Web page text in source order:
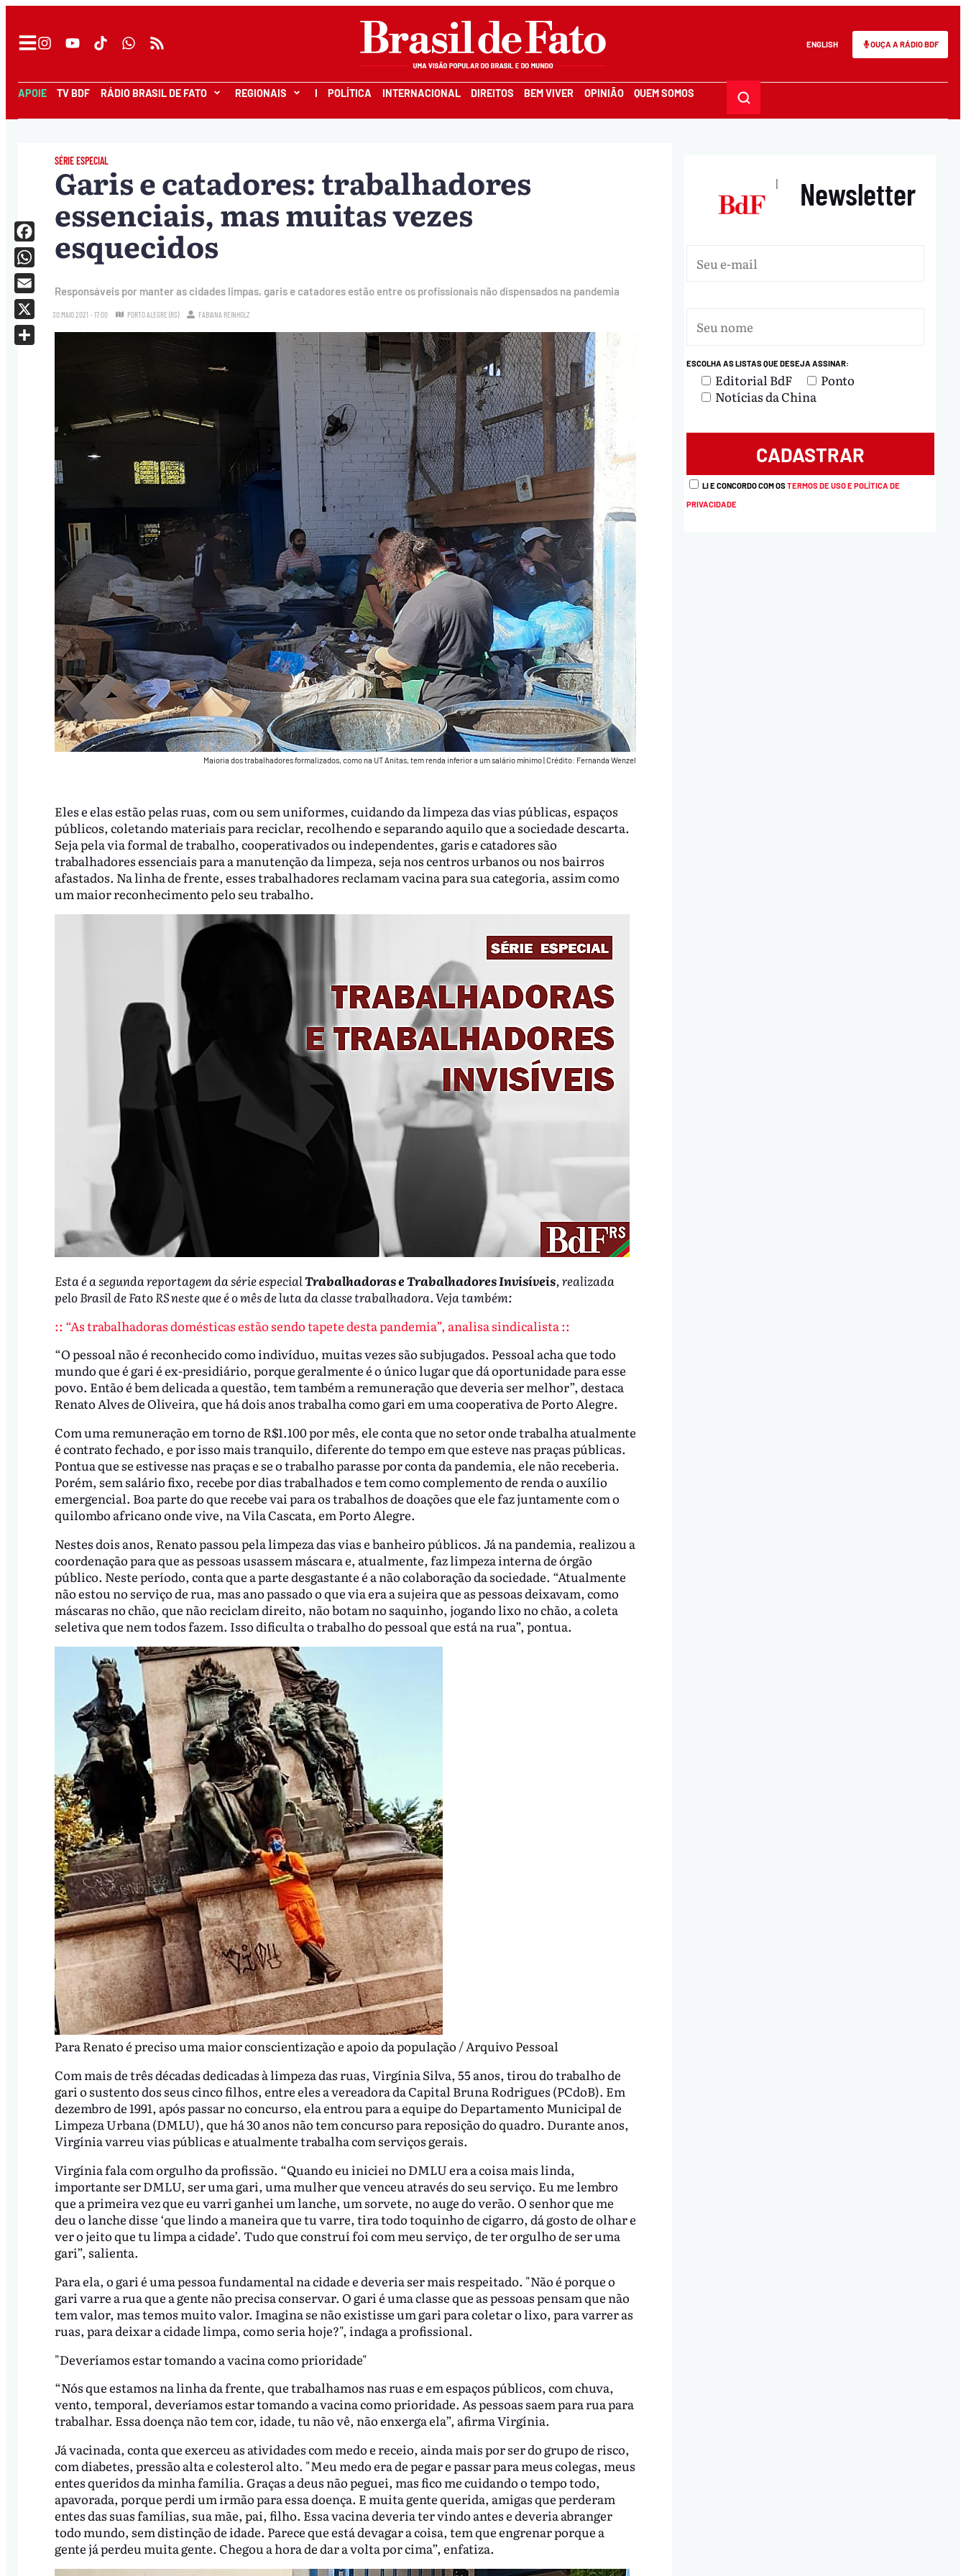
ENGLISH OUÇA A RÁDIO BDF
APOIE TV BDF RÁDIO BRASIL DE FATO REGIONAIS I POLÍTICA INTERNACIONAL DIREITOS BEM VIVER OPINIÃO QUEM SOMOS
SÉRIE ESPECIAL
Garis e catadores: trabalhadores
essenciais, mas muitas vezes
esquecidos
Responsáveis por manter as cidades limpas, garis e catadores estão entre os profissionais não dispensados na pandemia
30.MAIO.2021 - 17:00 PORTO ALEGRE (RS) FABIANA REINHOLZ
Maioria dos trabalhadores formalizados, como na UT Anitas, tem renda inferior a um salário mínimo Crédito: Fernanda Wenzel
Eles e elas estão pelas ruas, com ou sem uniformes, cuidando da limpeza das vias públicas, espaços
públicos, coletando materiais para reciclar, recolhendo e separando aquilo que a sociedade descarta.
Seja pela via formal de trabalho, cooperativados ou independentes, garis e catadores são
trabalhadores essenciais para a manutenção da limpeza, seja nos centros urbanos ou nos bairros
afastados. Na linha de frente, esses trabalhadores reclamam vacina para sua categoria, assim como
um maior reconhecimento pelo seu trabalho.
Esta é a segunda reportagem da série especialTrabalhadoras e Trabalhadores Invisíveis, realizada
pelo Brasil de Fato RS neste que é o mês de luta da classe trabalhadora. Veja também:
:: “As trabalhadoras domésticas estão sendo tapete desta pandemia”, analisa sindicalista ::
“O pessoal não é reconhecido como indivíduo, muitas vezes são subjugados. Pessoal acha que todo
mundo que é gari é ex-presidiário, porque geralmente é o único lugar que dá oportunidade para esse
povo. Então é bem delicada a questão, tem também a remuneração que deveria ser melhor”, destaca
Renato Alves de Oliveira, que há dois anos trabalha como gari em uma cooperativa de Porto Alegre.
Com uma remuneração em torno de R$1.100 por mês, ele conta que no setor onde trabalha atualmente
é contrato fechado, e por isso mais tranquilo, diferente do tempo em que esteve nas praças públicas.
Pontua que se estivesse nas praças e se o trabalho parasse por conta da pandemia, ele não receberia.
Porém, sem salário fixo, recebe por dias trabalhados e tem como complemento de renda o auxílio
emergencial. Boa parte do que recebe vai para os trabalhos de doações que ele faz juntamente com o
quilombo africano onde vive, na Vila Cascata, em Porto Alegre.
Nestes dois anos, Renato passou pela limpeza das vias e banheiro públicos. Já na pandemia, realizou a
coordenação para que as pessoas usassem máscara e, atualmente, faz limpeza interna de órgão
público. Neste período, conta que a parte desgastante é a não colaboração da sociedade. “Atualmente
não estou no serviço de rua, mas ano passado o que via era a sujeira que as pessoas deixavam, como
máscaras no chão, que não reciclam direito, não botam no saquinho, jogando lixo no chão, a coleta
seletiva que nem todos fazem. Isso dificulta o trabalho do pessoal que está na rua”, pontua.
Para Renato é preciso uma maior conscientização e apoio da população / Arquivo Pessoal
Com mais de três décadas dedicadas à limpeza das ruas, Virgínia Silva, 55 anos, tirou do trabalho de
gari o sustento dos seus cinco filhos, entre eles a vereadora da Capital Bruna Rodrigues (PCdoB). Em
dezembro de 1991, após passar no concurso, ela entrou para a equipe do Departamento Municipal de
Limpeza Urbana (DMLU), que há 30 anos não tem concurso para reposição do quadro. Durante anos,
Virgínia varreu vias públicas e atualmente trabalha com serviços gerais.
Virgínia fala com orgulho da profissão. “Quando eu iniciei no DMLU era a coisa mais linda,
importante ser DMLU, ser uma gari, uma mulher que venceu através do seu serviço. Eu me lembro
que a primeira vez que eu varri ganhei um lanche, um sorvete, no auge do verão. O senhor que me
deu o lanche disse ‘que lindo a maneira que tu varre, tira todo toquinho de cigarro, dá gosto de olhar e
ver o jeito que tu limpa a cidade’. Tudo que construí foi com meu serviço, de ter orgulho de ser uma
gari”, salienta.
Para ela, o gari é uma pessoa fundamental na cidade e deveria ser mais respeitado. "Não é porque o
gari varre a rua que a gente não precisa conservar. O gari é uma classe que as pessoas pensam que não
tem valor, mas temos muito valor. Imagina se não existisse um gari para coletar o lixo, para varrer as
ruas, para deixar a cidade limpa, como seria hoje?", indaga a profissional.
"Deveríamos estar tomando a vacina como prioridade"
“Nós que estamos na linha da frente, que trabalhamos nas ruas e em espaços públicos, com chuva,
vento, temporal, deveríamos estar tomando a vacina como prioridade. As pessoas saem para rua para
trabalhar. Essa doença não tem cor, idade, tu não vê, não enxerga ela”, afirma Virgínia.
Já vacinada, conta que exerceu as atividades com medo e receio, ainda mais por ser do grupo de risco,
com diabetes, pressão alta e colesterol alto. "Meu medo era de pegar e passar para meus colegas, meus
entes queridos da minha família. Graças a deus não peguei, mas fico me cuidando o tempo todo,
apavorada, porque perdi um irmão para essa doença. E muita gente querida, amigas que perderam
entes das suas famílias, sua mãe, pai, filho. Essa vacina deveria ter vindo antes e deveria abranger
todo mundo, sem distinção de idade. Parece que está devagar a coisa, tem que engrenar porque a
gente já perdeu muita gente. Chegou a hora de dar a volta por cima”, enfatiza.
Facebook
WhatsApp
Email
X
| Newsletter
ESCOLHA AS LISTAS QUE DESEJA ASSINAR:
Editorial BdF
Ponto
Notícias da China
LI E CONCORDO COM OSTERMOS DE USO E POLÍTICA DE
PRIVACIDADE